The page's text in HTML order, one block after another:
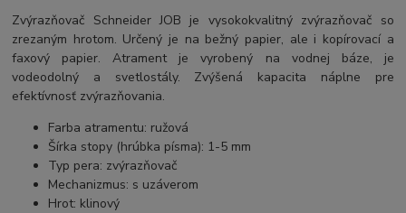
Zvýrazňovač Schneider JOB je vysokokvalitný zvýrazňovač so
zrezaným hrotom. Určený je na bežný papier, ale i kopírovací a
faxový papier. Atrament je vyrobený na vodnej báze, je
vodeodolný a svetlostály. Zvýšená kapacita náplne pre
efektívnosť zvýrazňovania.
Farba atramentu: ružová
Šírka stopy (hrúbka písma): 1-5 mm
Typ pera: zvýrazňovač
Mechanizmus: s uzáverom
Hrot: klinový